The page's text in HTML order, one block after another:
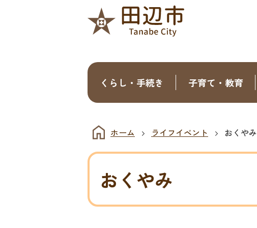
くらし・手続き 子育て・教育
ホーム ライフイベント おくやみ
おくやみ